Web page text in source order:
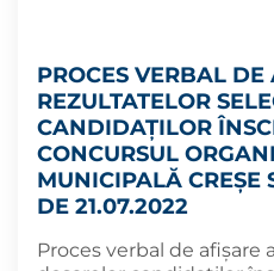
PROCES VERBAL DE
REZULTATELOR
CANDIDAŢILOR
CONCURSUL
MUNICIPALĂ CREȘE
DE 21.07.2022
Proces verbal de afișare